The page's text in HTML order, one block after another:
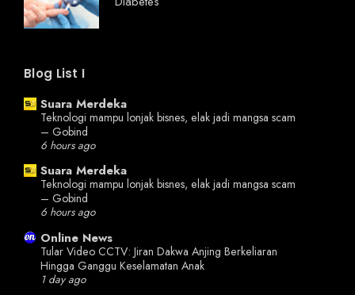
Blog List I
Suara Merdeka
Teknologi mampu lonjak bisnes, elak jadi mangsa scam
– Gobind
6 hours ago
Suara Merdeka
Teknologi mampu lonjak bisnes, elak jadi mangsa scam
– Gobind
6 hours ago
Online News
Tular Video CCTV: Jiran Dakwa Anjing Berkeliaran
Hingga Ganggu Keselamatan Anak
1 day ago